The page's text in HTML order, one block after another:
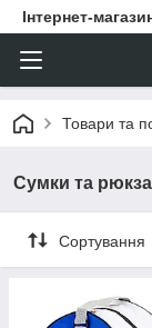
Інтернет-
Товари та
Сумки та
Сортування